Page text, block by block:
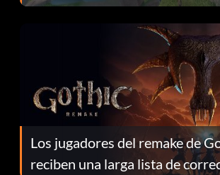
continuación te explicamos por
Los jugadores del remake de
reciben una larga lista de